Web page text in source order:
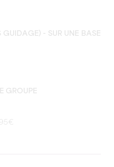
GUIDAGE) - SUR UNE BASE
GROUPE